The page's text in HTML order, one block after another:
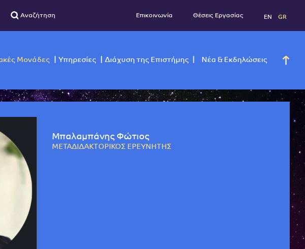
Νέα &
Επικοινωνία Θέσεις
Μπαλαμπάνης Φώτιος
ΜΕΤΑΔΙΔΑΚΤΟΡΙΚΟΣ ΕΡΕΥΝΗΤΗΣ